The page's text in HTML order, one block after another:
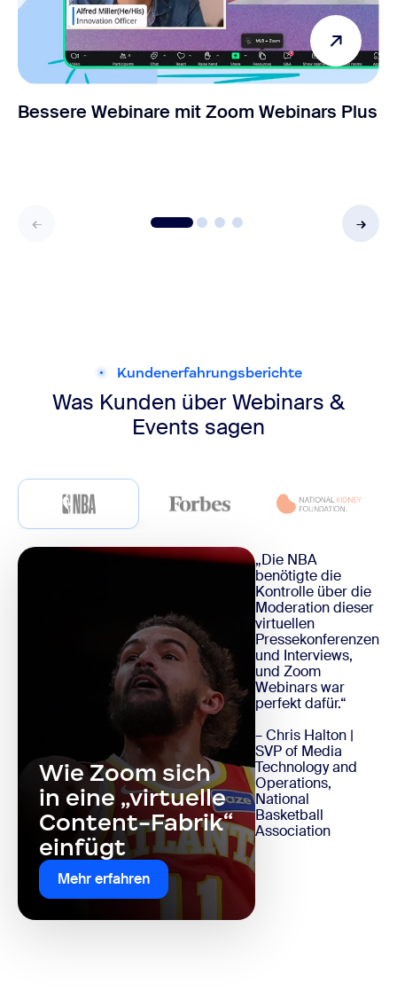
Bessere Webinare mit Zoom Webinars Plus
Kundenerfahrungsberichte
Was Kunden überWebinars &
Events sagen
Wie Zoom sich
in eine „virtuelle
Content-Fabrik“
einfügt
Mehr erfahren
„Die NBA
benötigte die
Kontrolle über die
Moderation dieser
virtuellen
Pressekonferenzen
und Interviews,
und Zoom
Webinars war
perfekt dafür.“
– Chris Halton |
SVP of Media
Technology and
Operations,
National
Basketball
Association